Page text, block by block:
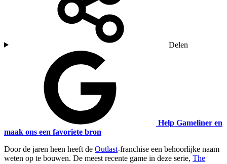
Delen
Help Gameliner en
maak ons een favoriete bron
Door de jaren heen heeft de Outlast-franchise een behoorlijke naam
weten op te bouwen. De meest recente game in deze serie, The